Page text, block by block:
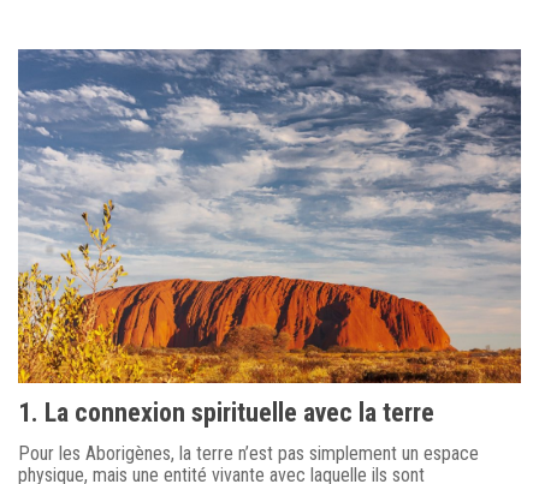
1. La connexion spirituelle avec la terre
Pour les Aborigènes, la terre n’est pas simplement un espace
physique, mais une entité vivante avec laquelle ils sont